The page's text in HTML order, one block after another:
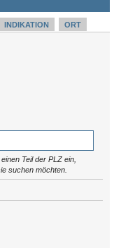
INDIKATION ORT
Teil der PLZ ein,
suchen möchten.